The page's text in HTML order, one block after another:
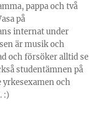
pappa och två
på
internat under
är musik och
och försöker alltid se
studentämnen på
yrkesexamen och
:)